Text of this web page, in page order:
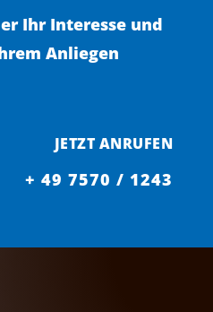
Ihr Interesse und
Anliegen
JETZT ANRUFEN
+ 49 7570 / 1243